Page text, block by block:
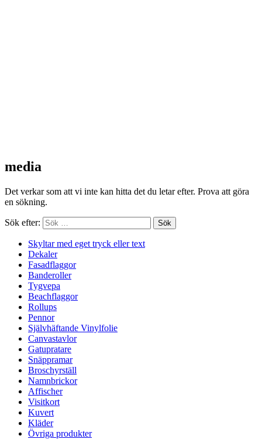
media
Det verkar som att vi inte kan hitta det du letar efter. Prova att göra
en sökning.
Sök efter:
Skyltar med eget tryck eller text
Dekaler
Fasadflaggor
Banderoller
Tygvepa
Beachflaggor
Rollups
Pennor
Självhäftande Vinylfolie
Canvastavlor
Gatupratare
Snäppramar
Broschyrställ
Namnbrickor
Affischer
Visitkort
Kuvert
Kläder
Övriga produkter